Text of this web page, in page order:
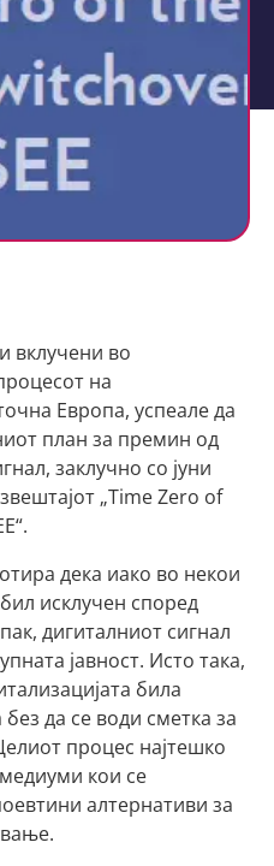
вклучени во
на
Европа, успеале да
план за премин од
заклучно со јуни
„Time Zero of
дека иако во некои
исклучен според
дигиталниот сигнал
јавност. Исто така,
била
да се води сметка за
процес најтешко
кои се
алтернативи за